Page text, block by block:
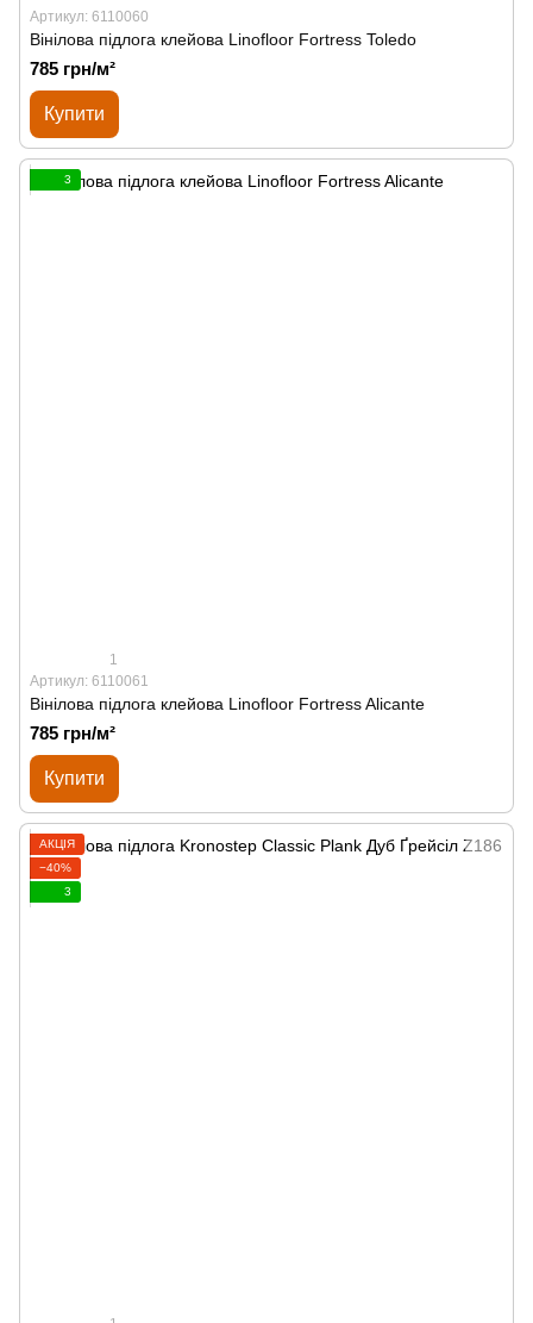
Артикул: 6110060
Вінілова підлога клейова Linofloor Fortress Toledo
785 грн/м²
Купити
3
1
Артикул: 6110061
Вінілова підлога клейова Linofloor Fortress Alicante
785 грн/м²
Купити
АКЦІЯ
−40%
3